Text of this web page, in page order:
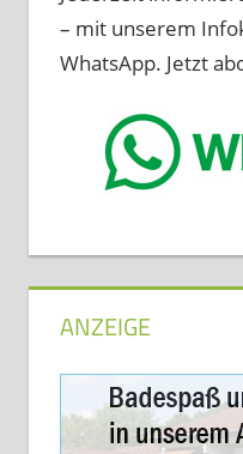
– mit unserem
WhatsApp. Jetzt
ANZEIGE